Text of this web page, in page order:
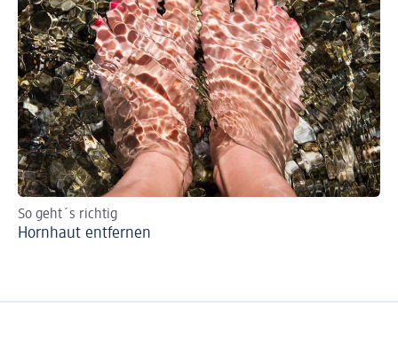
So geht´s richtig
Hornhaut entfernen